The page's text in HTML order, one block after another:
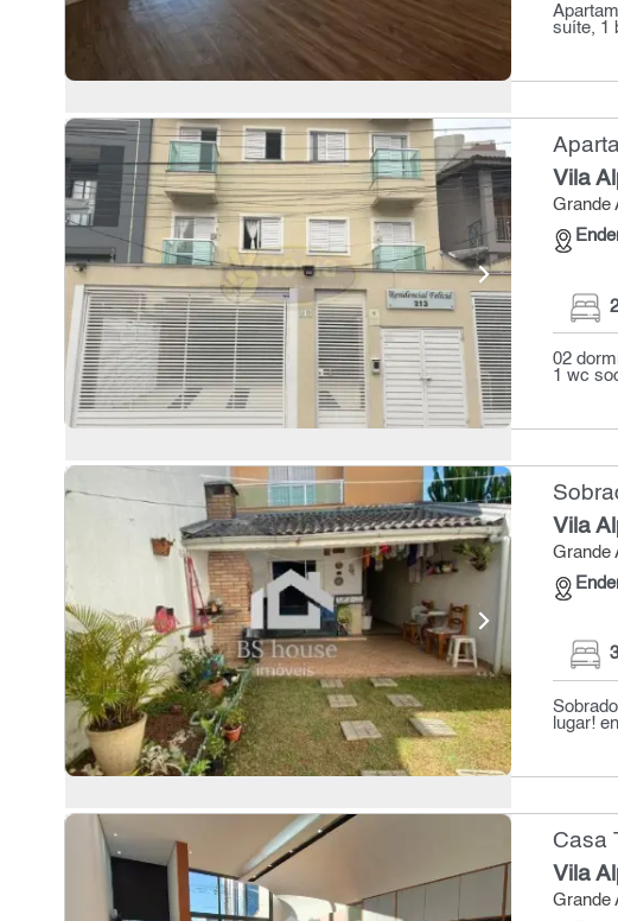
suíte, 1
Vila
Grande
02
1 wc
Vila
Grande
lugar!
Casa
Vila
Grande